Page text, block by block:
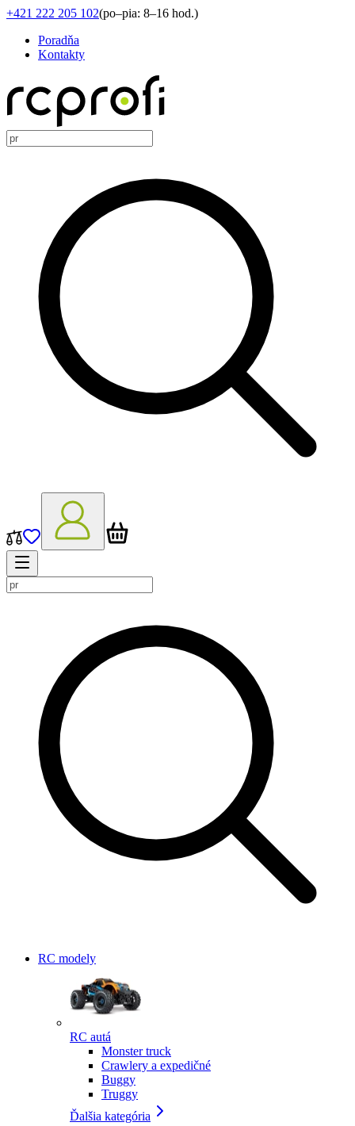
+421 222 205 102(po–pia: 8–16 hod.)
Poradňa
Kontakty
RC modely
RC autá
Monster truck
Crawlery a expedičné
Buggy
Truggy
Ďalšia kategória